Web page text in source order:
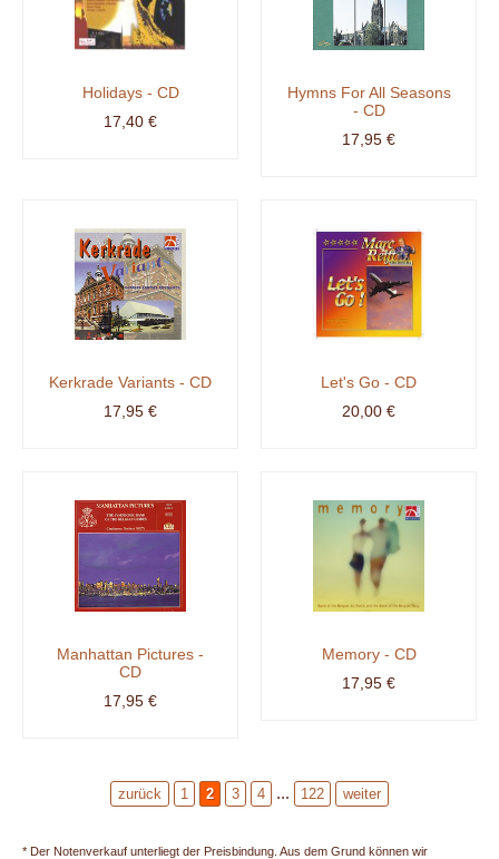
Holidays - CD
17,40 €
Hymns For All Seasons
- CD
17,95 €
Kerkrade Variants - CD
17,95 €
Let's Go - CD
20,00 €
Manhattan Pictures -
CD
17,95 €
Memory - CD
17,95 €
zurück 1 2 3 4 ... 122 weiter
* Der Notenverkauf unterliegt der Preisbindung. Aus dem Grund können wir